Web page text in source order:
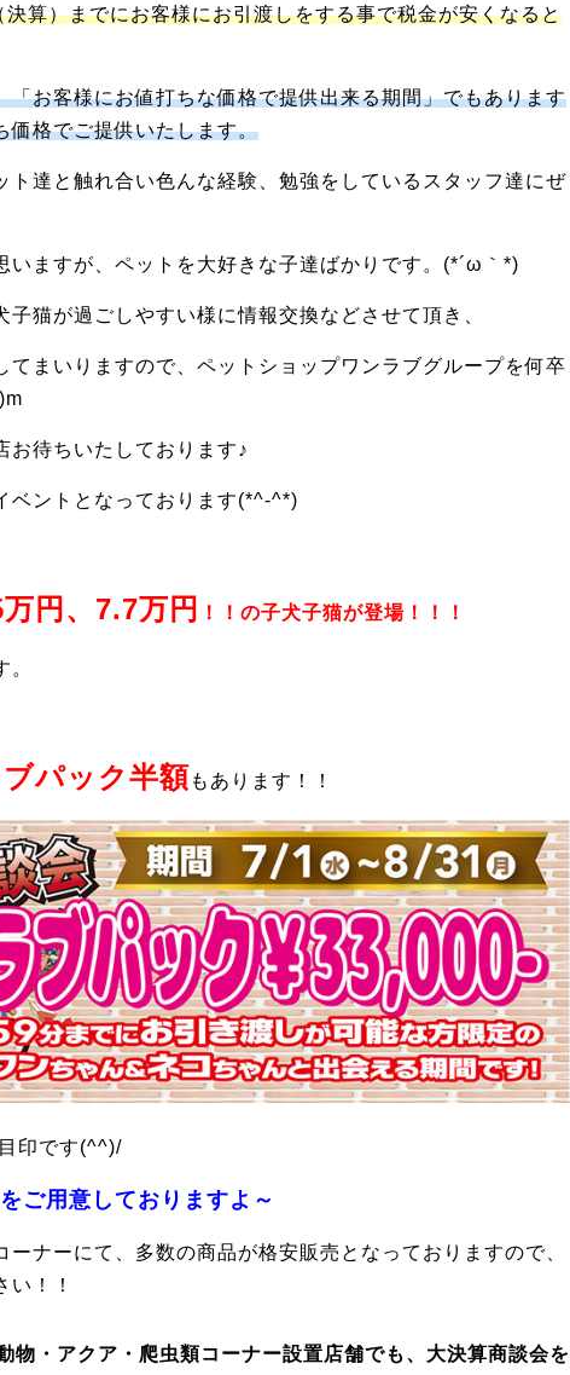
算）までにお客様にお引渡しをする事で税金が安くなると
「お客様にお値打ちな価格で提供出来る期間」でもあります
価格でご提供いたします。
ト達と触れ合い色んな経験、勉強をしているスタッフ達にぜ
いますが、ペットを大好きな子達ばかりです。(*´ω｀*)
猫が過ごしやすい様に情報交換などさせて頂き、
てまいりますので、ペットショップワンラブグループを何卒
お待ちいたしております♪
ベントとなっております(*^-^*)
円、7.7万円 ！！の子犬子猫が登場！！！
パック半額もあります！！
印です(^^)/
ご用意しておりますよ～
ーナーにて、多数の商品が格安販売となっておりますので、
！！
物・アクア・爬虫類コーナー設置店舗でも、大決算商談会を